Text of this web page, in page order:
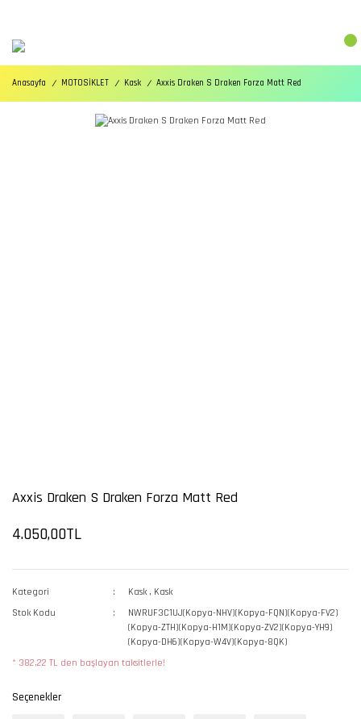
Anasayfa MOTOSİKLET Kask Axxis Draken S Draken Forza Matt Red
Axxis Draken S Draken Forza Matt Red
4.050,00TL
Kategori Kask , Kask
Stok Kodu
NWRUF3C1UJ(Kopya-NHV)(Kopya-FQN)(Kopya-FV2)
(Kopya-ZTH)(Kopya-H1M)(Kopya-ZV2)(Kopya-YH9)
(Kopya-DH6)(Kopya-W4V)(Kopya-8QK)
* 382,22 TL den başlayan taksitlerle!
Seçenekler